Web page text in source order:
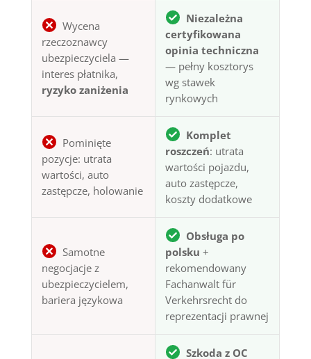
Wycena
rzeczoznawcy
ubezpieczyciela —
interes płatnika,
ryzyko zaniżenia
Niezależna
certyfikowana
opinia techniczna
— pełny kosztorys
wg stawek
rynkowych
Pominięte
pozycje: utrata
wartości, auto
zastępcze, holowanie
Komplet
roszczeń: utrata
wartości pojazdu,
auto zastępcze,
koszty dodatkowe
Samotne
negocjacje z
ubezpieczycielem,
bariera językowa
Obsługa po
polsku +
rekomendowany
Fachanwalt für
Verkehrsrecht do
reprezentacji prawnej
Szkoda z OC